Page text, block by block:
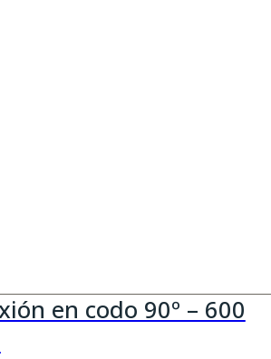
en codo 90º – 600